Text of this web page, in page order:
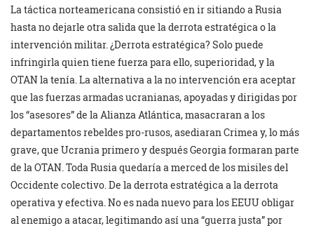
La táctica norteamericana consistió en ir sitiando a Rusia
hasta no dejarle otra salida que la derrota estratégica o la
intervención militar. ¿Derrota estratégica? Solo puede
infringirla quien tiene fuerza para ello, superioridad, y la
OTAN la tenía. La alternativa a la no intervención era aceptar
que las fuerzas armadas ucranianas, apoyadas y dirigidas por
los “asesores” de la Alianza Atlántica, masacraran a los
departamentos rebeldes pro-rusos, asediaran Crimea y, lo más
grave, que Ucrania primero y después Georgia formaran parte
de la OTAN. Toda Rusia quedaría a merced de los misiles del
Occidente colectivo. De la derrota estratégica a la derrota
operativa y efectiva. No es nada nuevo para los EEUU obligar
al enemigo a atacar, legitimando así una “guerra justa” por